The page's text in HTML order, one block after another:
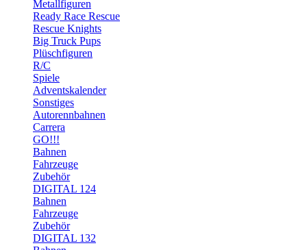
Metallfiguren
Ready Race Rescue
Rescue Knights
Big Truck Pups
Plüschfiguren
R/C
Spiele
Adventskalender
Sonstiges
Autorennbahnen
Carrera
GO!!!
Bahnen
Fahrzeuge
Zubehör
DIGITAL 124
Bahnen
Fahrzeuge
Zubehör
DIGITAL 132